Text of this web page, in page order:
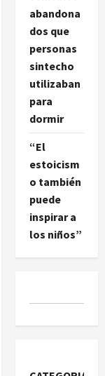
abandona
dos que
personas
sintecho
utilizaban
para
dormir
“El
estoicism
o también
puede
inspirar a
los niños”